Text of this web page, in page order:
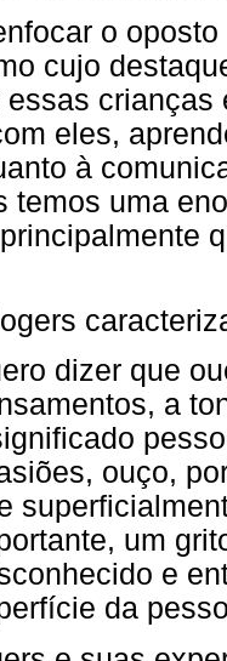
o
cujo
eles,
à
temos uma
dizer que
a
ouço,
um
e
da